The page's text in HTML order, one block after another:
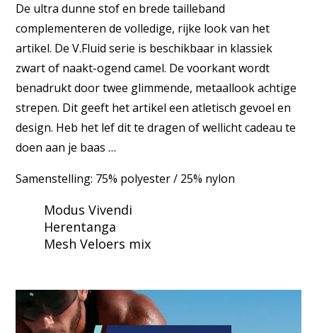
De ultra dunne stof en brede tailleband
complementeren de volledige, rijke look van het
artikel. De V.Fluid serie is beschikbaar in klassiek
zwart of naakt-ogend camel. De voorkant wordt
benadrukt door twee glimmende, metaallook achtige
strepen. Dit geeft het artikel een atletisch gevoel en
design. Heb het lef dit te dragen of wellicht cadeau te
doen aan je baas …
Samenstelling: 75% polyester / 25% nylon
Modus Vivendi
Herentanga
Mesh Veloers mix